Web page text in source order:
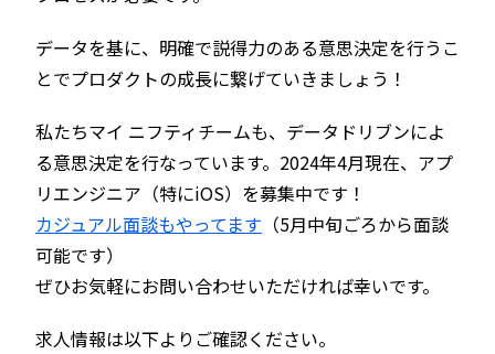
データを基に、明確で説得力のある意思決定を行うこ
とでプロダクトの成長に繋げていきましょう！
私たちマイ ニフティチームも、データドリブンによ
る意思決定を行なっています。2024年4月現在、アプ
リエンジニア（特にiOS）を募集中です！
カジュアル面談もやってます （5月中旬ごろから面談
可能です）
ぜひお気軽にお問い合わせいただければ幸いです。
求人情報は以下よりご確認ください。